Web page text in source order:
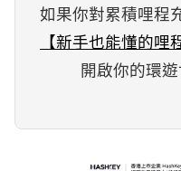
如果你對累積哩程
【新手也能懂的哩
開啟你的環